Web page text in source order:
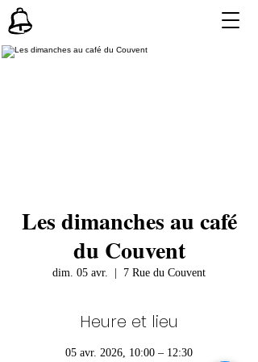
Les dimanches au café
du Couvent
dim. 05 avr. 7 Rue du Couvent
Heure et lieu
05 avr. 2026, 10:00 – 12:30